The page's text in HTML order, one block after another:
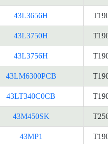
43L3656H
43L3750H
43L3756H
43LM6300PCB
43LT340C0CB
43M450SK
43MP1